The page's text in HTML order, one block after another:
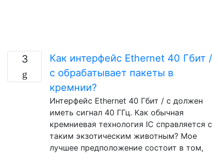
3
Как интерфейс Ethernet 40 Гбит /
с обрабатывает пакеты в
кремнии?
Интерфейс Ethernet 40 Гбит / с должен
иметь сигнал 40 ГГц. Как обычная
кремниевая технология IC справляется с
таким экзотическим животным? Мое
лучшее предположение состоит в том,